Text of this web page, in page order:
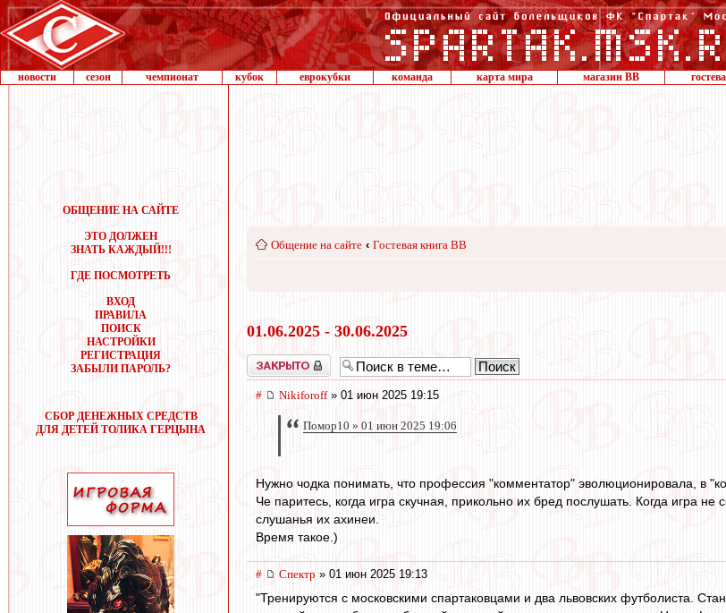
новости сезон чемпионат кубок еврокубки команда карта мира магазин ВВ
ОБЩЕНИЕ НА САЙТЕ
ЭТО ДОЛЖЕН
ЗНАТЬ КАЖДЫЙ!!!
ГДЕ ПОСМОТРЕТЬ
ВХОД
ПРАВИЛА
ПОИСК
НАСТРОЙКИ
РЕГИСТРАЦИЯ
ЗАБЫЛИ ПАРОЛЬ?
СБОР ДЕНЕЖНЫХ СРЕДСТВ
ДЛЯ ДЕТЕЙ ТОЛИКА ГЕРЦЫНА
Общение на сайте ‹ Гостевая книга ВВ
01.06.2025 - 30.06.2025
Закрыто
# Nikiforoff» 01 июн 2025 19:15
Помор10 » 01 июн 2025 19:06
Нужно чодка понимать, что профессия "комментатор" эволюционировала, в
Че паритесь, когда игра скучная, прикольно их бред послушать. Когда игра
слушанья их ахинеи.
Время такое.)
# Спектр » 01 июн 2025 19:13
"Тренируются с московскими спартаковцами и два львовских футболиста.